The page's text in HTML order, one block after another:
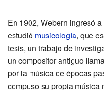
En 1902, Webern ingresó a
estudió musicología, que
tesis, un trabajo de
un compositor antiguo
por la música de épocas
compuso su propia música